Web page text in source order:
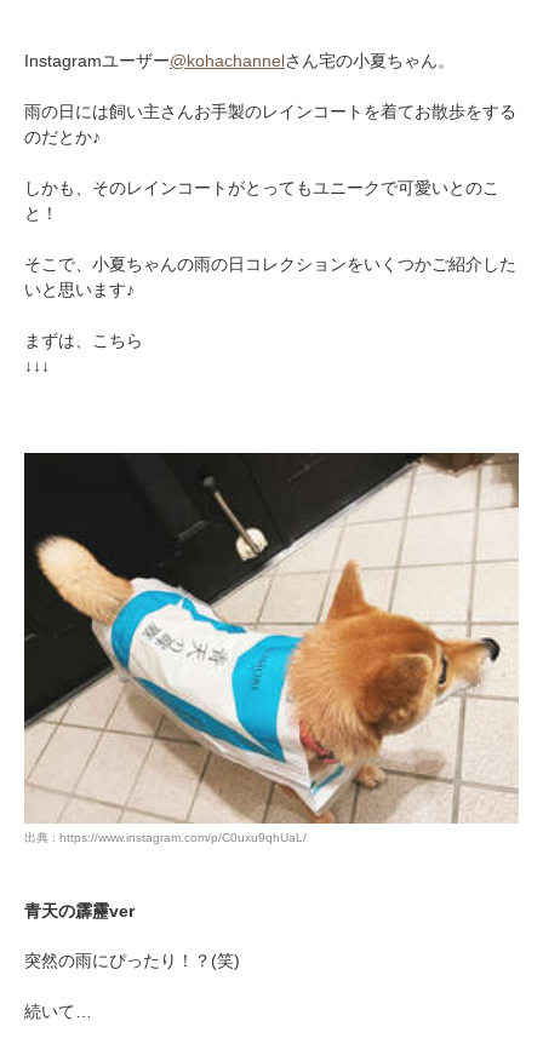
Instagramユーザー@kohachannelさん宅の小夏ちゃん。
雨の日には飼い主さんお手製のレインコートを着てお散歩をする
のだとか♪
しかも、そのレインコートがとってもユニークで可愛いとのこ
と！
そこで、小夏ちゃんの雨の日コレクションをいくつかご紹介した
いと思います♪
まずは、こちら
↓↓↓
出典 : https://www.instagram.com/p/C0uxu9qhUaL/
青天の霹靂ver
突然の雨にぴったり！？(笑)
続いて…